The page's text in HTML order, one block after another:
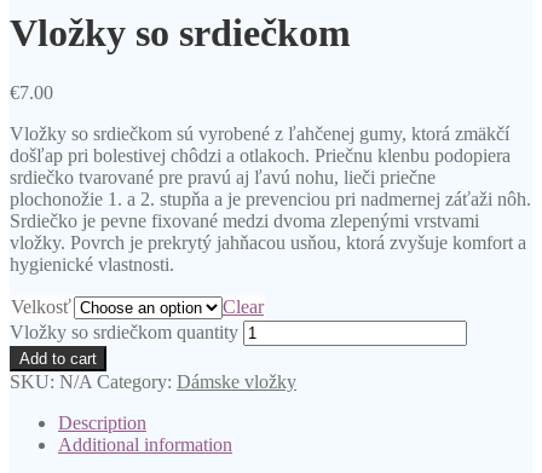
Vložky so srdiečkom
€7.00
Vložky so srdiečkom sú vyrobené z ľahčenej gumy, ktorá zmäkčí
došľap pri bolestivej chôdzi a otlakoch. Priečnu klenbu podopiera
srdiečko tvarované pre pravú aj ľavú nohu, lieči priečne
plochonožie 1. a 2. stupňa a je prevenciou pri nadmernej záťaži nôh.
Srdiečko je pevne fixované medzi dvoma zlepenými vrstvami
vložky. Povrch je prekrytý jahňacou usňou, ktorá zvyšuje komfort a
hygienické vlastnosti.
Velkosť
Clear
Vložky so srdiečkom quantity
Add to cart
SKU: N/A Category: Dámske vložky
Description
Additional information